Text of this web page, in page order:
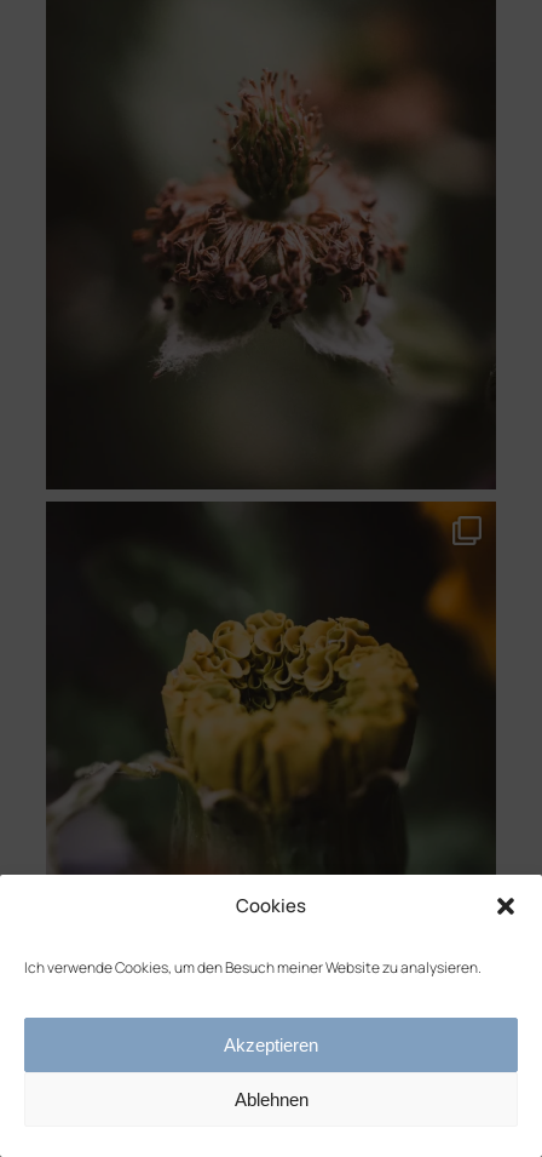
Cookies
Ich verwende Cookies, um den Besuch meiner Website zu analysieren.
Akzeptieren
Ablehnen